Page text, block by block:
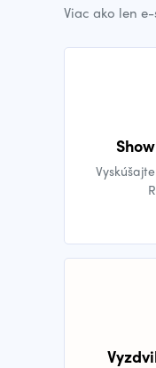
Viac ako len